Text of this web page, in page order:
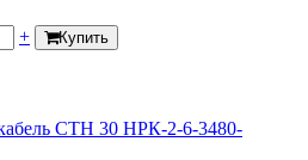
+ Купить